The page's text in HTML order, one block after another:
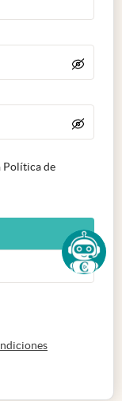
Política de
abre en nueva